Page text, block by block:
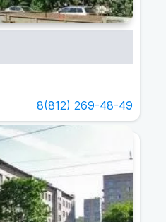
8(812) 269-48-49